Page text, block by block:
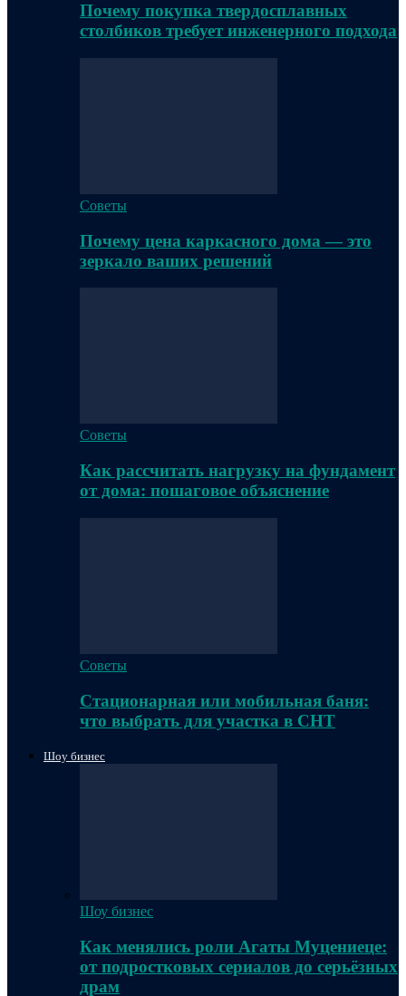
Почему покупка твердосплавных
столбиков требует инженерного подхода
Советы
Почему цена каркасного дома — это
зеркало ваших решений
Советы
Как рассчитать нагрузку на фундамент
от дома: пошаговое объяснение
Советы
Стационарная или мобильная баня:
что выбрать для участка в СНТ
Шоу бизнес
Шоу бизнес
Как менялись роли Агаты Муцениеце:
от подростковых сериалов до серьёзных
драм